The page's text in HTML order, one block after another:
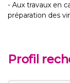
- Aux travaux en
préparation des
Profil